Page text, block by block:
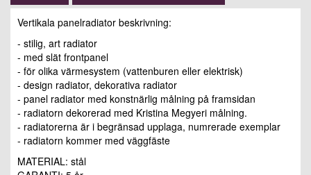
Vertikala panelradiator beskrivning:
- stilig, art radiator
- med slät frontpanel
- för olika värmesystem (vattenburen eller elektrisk)
- design radiator, dekorativa radiator
- panel radiator med konstnärlig målning på framsidan
- radiatorn dekorerad med Kristina Megyeri målning.
- radiatorerna är i begränsad upplaga, numrerade exemplar
- radiatorn kommer med väggfäste
MATERIAL: stål